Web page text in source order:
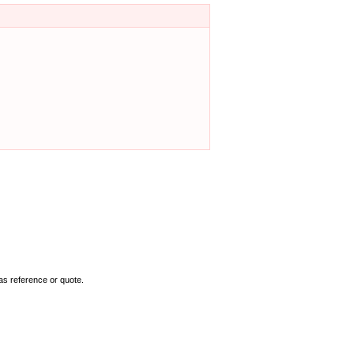
reference or quote.